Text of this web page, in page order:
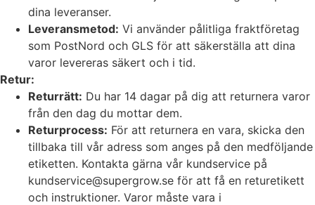
dina leveranser.
Leveransmetod: Vi använder pålitliga fraktföretag
som PostNord och GLS för att säkerställa att dina
varor levereras säkert och i tid.
Retur:
Returrätt: Du har 14 dagar på dig att returnera varor
från den dag du mottar dem.
Returprocess: För att returnera en vara, skicka den
tillbaka till vår adress som anges på den medföljande
etiketten. Kontakta gärna vår kundservice på
kundservice@supergrow.se för att få en returetikett
och instruktioner. Varor måste vara i